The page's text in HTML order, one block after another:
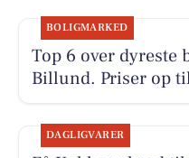
BOLIGMARKED
Top 6 over dyreste
Billund. Priser op
DAGLIGVARER